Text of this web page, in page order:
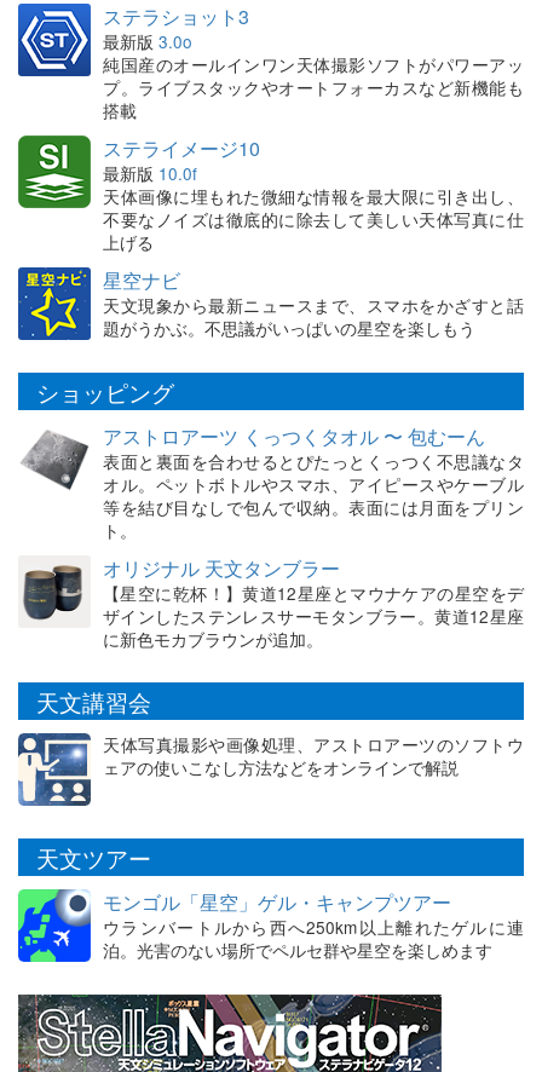
ステラショット3
最新版 3.0o
純国産のオールインワン天体撮影ソフトがパワーアッ
プ。ライブスタックやオートフォーカスなど新機能も
搭載
ステライメージ10
最新版 10.0f
天体画像に埋もれた微細な情報を最大限に引き出し、
不要なノイズは徹底的に除去して美しい天体写真に仕
上げる
星空ナビ
天文現象から最新ニュースまで、スマホをかざすと話
題がうかぶ。不思議がいっぱいの星空を楽しもう
ショッピング
アストロアーツ くっつくタオル 〜 包むーん
表面と裏面を合わせるとぴたっとくっつく不思議なタ
オル。ペットボトルやスマホ、アイピースやケーブル
等を結び目なしで包んで収納。表面には月面をプリン
ト。
オリジナル 天文タンブラー
【星空に乾杯！】黄道12星座とマウナケアの星空をデ
ザインしたステンレスサーモタンブラー。黄道12星座
に新色モカブラウンが追加。
天文講習会
天体写真撮影や画像処理、アストロアーツのソフトウ
ェアの使いこなし方法などをオンラインで解説
天文ツアー
モンゴル「星空」ゲル・キャンプツアー
ウランバートルから西へ250km以上離れたゲルに連
泊。光害のない場所でペルセ群や星空を楽しめます